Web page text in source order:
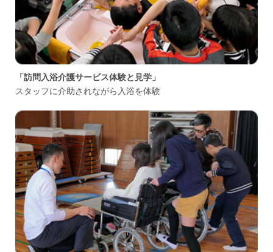
「訪問入浴介護サービス体験と見学」
スタッフに介助されながら入浴を体験